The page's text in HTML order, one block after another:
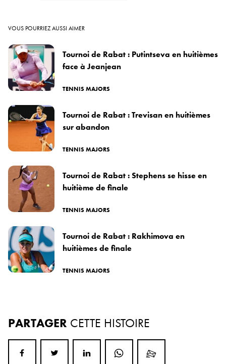
VOUS POURRIEZ AUSSI AIMER
Tournoi de Rabat : Putintseva en huitièmes
face à Jeanjean
TENNIS MAJORS
Tournoi de Rabat : Trevisan en huitièmes
sur abandon
TENNIS MAJORS
Tournoi de Rabat : Stephens se hisse en
huitième de finale
TENNIS MAJORS
Tournoi de Rabat : Rakhimova en
huitièmes de finale
TENNIS MAJORS
PARTAGER CETTE HISTOIRE